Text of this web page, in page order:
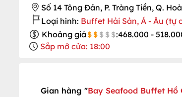
Số 14 Tông Đản, P. Tràng Tiền, Q.
Loại hình: Buffet Hải Sản, Á - Âu (tự
Khoảng giá
:468.000 -
Sắp mở cửa: 18:00
Gian hàng "Bay Seafood Buffet Hồ